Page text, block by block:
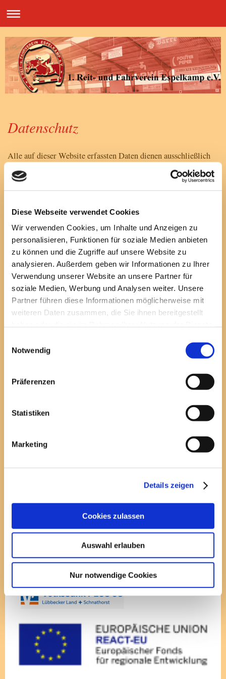
Diese Webseite verwendet Cookies
Wir verwenden Cookies, um Inhalte und Anzeigen zu
personalisieren, Funktionen für soziale Medien anbieten
zu können und die Zugriffe auf unsere Website zu
analysieren. Außerdem geben wir Informationen zu Ihrer
Verwendung unserer Website an unsere Partner für
soziale Medien, Werbung und Analysen weiter. Unsere
Partner führen diese Informationen möglicherweise mit
weiteren Daten zusammen, die Sie ihnen bereitgestellt
Notwendig
Präferenzen
Statistiken
Marketing
Details zeigen
Cookies zulassen
Auswahl erlauben
Nur notwendige Cookies
Datenschutz
Alle auf dieser Website erfassten Daten dienen ausschließlich
statistischen Zwecken und werden in anonymisierter Form
gespeichert und weiterverarbeitet. Sie dienen ausnahmslos zur
Verbesserung dieser Website und werden nicht an Dritte
Die Verarbeitung, Speicherung und Analyse erfolgt gemäß
BDSG/DSGVO in der jeweils aktuellen Fassung.
Jugendschutz
Jugendschutzgesetz
Jugenschutzgesetz_ 02_2019.pdf
PDF-Dokument [555.3 KB]
1.Reit- und Fahrverein Espelkamp e.V.